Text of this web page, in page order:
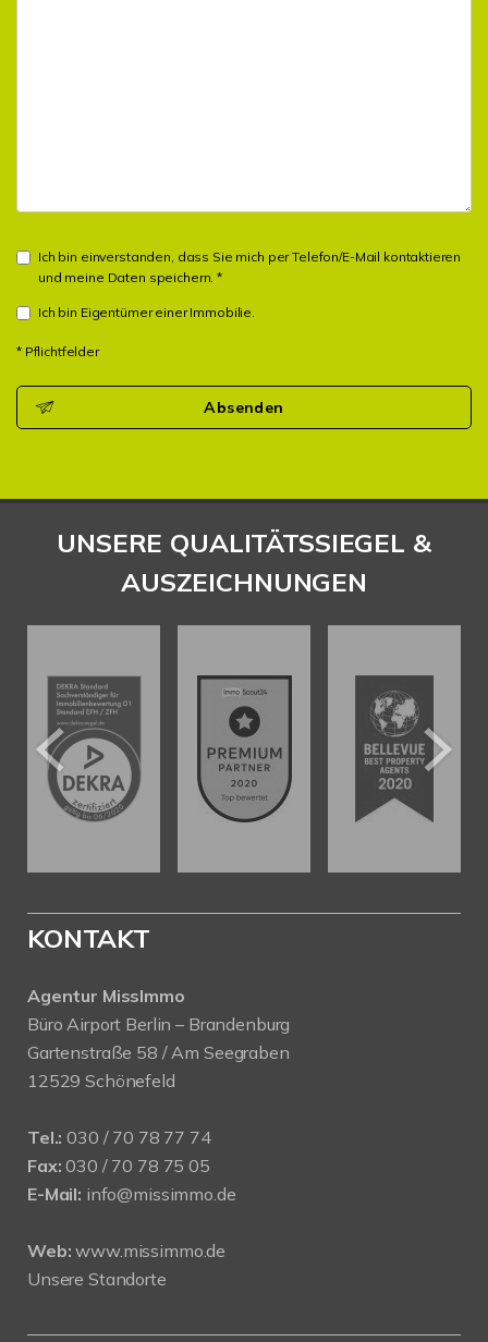
Ich bin einverstanden, dass Sie mich per Telefon/E-Mail kontaktieren
und meine Daten speichern. *
Ich bin Eigentümer einer Immobilie.
* Pflichtfelder
Absenden
UNSERE QUALITÄTSSIEGEL &
AUSZEICHNUNGEN
KONTAKT
Agentur MissImmo
Büro Airport Berlin – Brandenburg
Gartenstraße 58 / Am Seegraben
12529 Schönefeld
Tel.: 030 / 70 78 77 74
Fax: 030 / 70 78 75 05
E-Mail: info@missimmo.de
Web: www.missimmo.de
Unsere Standorte